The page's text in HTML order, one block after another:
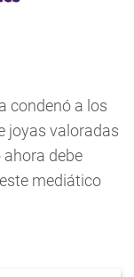
condenó a los
joyas valoradas
ahora debe
mediático